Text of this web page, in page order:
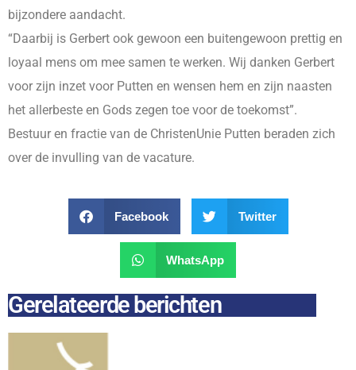
bijzondere aandacht.
“Daarbij is Gerbert ook gewoon een buitengewoon prettig en
loyaal mens om mee samen te werken. Wij danken Gerbert
voor zijn inzet voor Putten en wensen hem en zijn naasten
het allerbeste en Gods zegen toe voor de toekomst”.
Bestuur en fractie van de ChristenUnie Putten beraden zich
over de invulling van de vacature.
Facebook Twitter
WhatsApp
Gerelateerde berichten